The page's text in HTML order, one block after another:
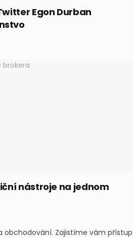
Egon Durban
nástroje na jednom
obchodování. Zajistíme vám přístup